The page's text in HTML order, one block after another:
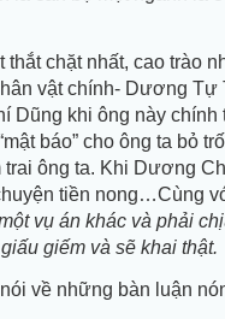
thắt chặt nhất, cao trào
vật chính- Dương Tự
Dũng khi ông này
báo” cho ông ta bỏ
trai ông ta. Khi Dương
tiền nong…Cùng
vụ án khác và phải
giếm và sẽ khai thật.
về những bàn luận